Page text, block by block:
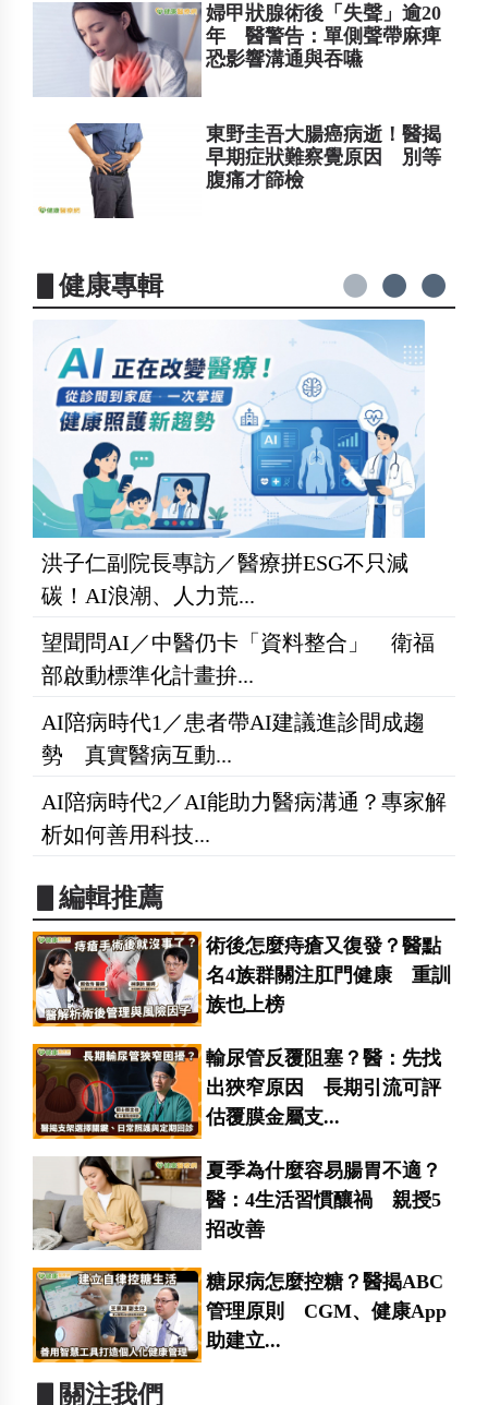
婦甲狀腺術後「失聲」逾20
年 醫警告：單側聲帶麻痺
恐影響溝通與吞嚥
東野圭吾大腸癌病逝！醫揭
早期症狀難察覺原因 別等
腹痛才篩檢
▋健康專輯
洪子仁副院長專訪／醫療拼ESG不只減
碳！AI浪潮、人力荒...
望聞問AI／中醫仍卡「資料整合」 衛福
部啟動標準化計畫拚...
AI陪病時代1／患者帶AI建議進診間成趨
勢 真實醫病互動...
AI陪病時代2／AI能助力醫病溝通？專家解
析如何善用科技...
▋編輯推薦
術後怎麼痔瘡又復發？醫點
名4族群關注肛門健康 重訓
族也上榜
輸尿管反覆阻塞？醫：先找
出狹窄原因 長期引流可評
估覆膜金屬支...
夏季為什麼容易腸胃不適？
醫：4生活習慣釀禍 親授5
招改善
糖尿病怎麼控糖？醫揭ABC
管理原則 CGM、健康App
助建立...
▋關注我們